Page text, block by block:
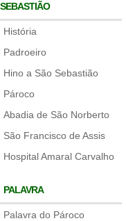
SEBASTIÃO
História
Padroeiro
Hino a São Sebastião
Pároco
Abadia de São Norberto
São Francisco de Assis
Hospital Amaral Carvalho
PALAVRA
Palavra do Pároco